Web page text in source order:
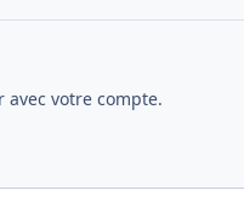
votre compte.